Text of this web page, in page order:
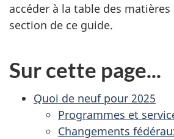
accéder à la table des
section de ce guide.
Sur cette page...
Quoi de neuf pour 2025
Programmes et
Changements